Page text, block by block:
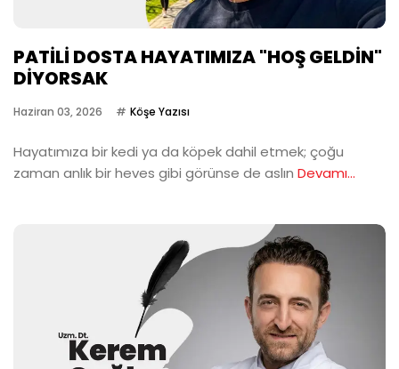
PATİLİ DOSTA HAYATIMIZA "HOŞ GELDİN"
DİYORSAK
Haziran 03, 2026 Köşe Yazısı
Hayatımıza bir kedi ya da köpek dahil etmek; çoğu
zaman anlık bir heves gibi görünse de aslın Devamı...